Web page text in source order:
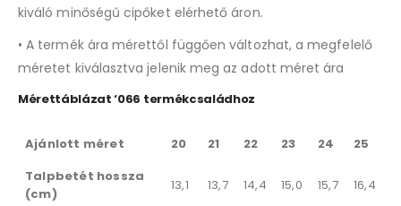
kiváló minőségű cipőket elérhető áron.
• A termék ára mérettől függően változhat, a megfelelő
méretet kiválasztva jelenik meg az adott méret ára
Mérettáblázat ‘066 termékcsaládhoz
Ajánlott méret 20 21 22 23 24
25
Talpbetét hossza
(cm)
13,1 13,7 14,4 15,0 15,7 16,4